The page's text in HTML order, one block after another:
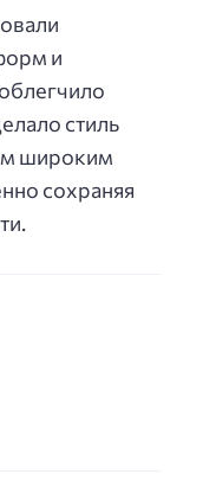
и
стиль
широким
сохраняя